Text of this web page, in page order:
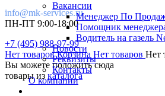
info@mk-services.ru
ПН-ПТ 9:00-18:00
+7 (495) 988-97-99
Нет товаровКорзина Нет товаров Нет
Вы можете положить сюда
товары из каталога
Вакансии
Менеджер По
Помощник
Водитель на газель
Новости
Реквизиты
Контакты
О компании